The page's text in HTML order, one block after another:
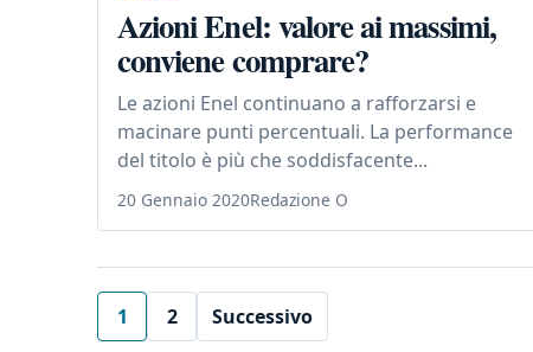
Azioni Enel: valore ai massimi,
conviene comprare?
Le azioni Enel continuano a rafforzarsi e
macinare punti percentuali. La performance
del titolo è più che soddisfacente...
20 Gennaio 2020Redazione O
1 2 Successivo